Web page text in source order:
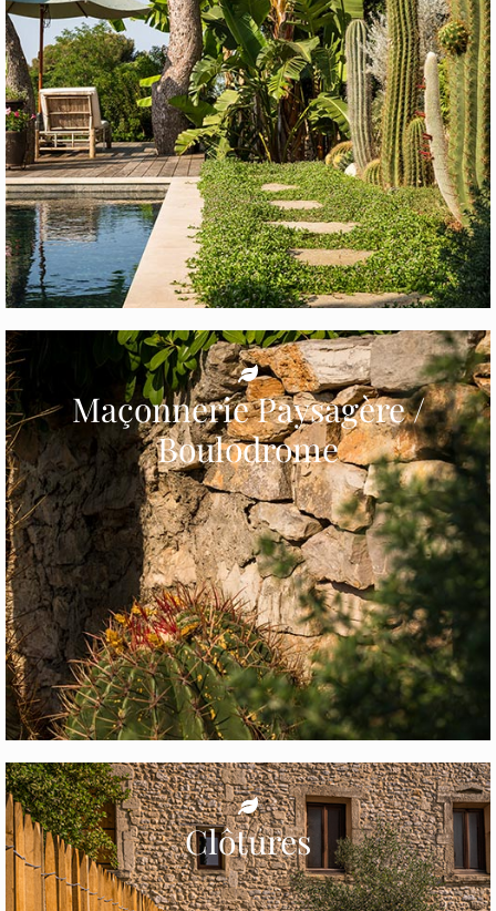
Maçonnerie Paysagère /
Boulodrome
Clôtures